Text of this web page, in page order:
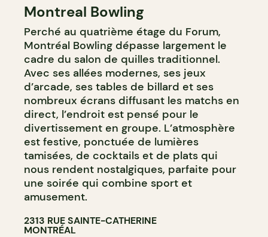
Montreal Bowling
Perché au quatrième étage du Forum,
Montréal Bowling dépasse largement le
cadre du salon de quilles traditionnel.
Avec ses allées modernes, ses jeux
d’arcade, ses tables de billard et ses
nombreux écrans diffusant les matchs en
direct, l’endroit est pensé pour le
divertissement en groupe. L’atmosphère
est festive, ponctuée de lumières
tamisées, de cocktails et de plats qui
nous rendent nostalgiques, parfaite pour
une soirée qui combine sport et
amusement.
2313 RUE SAINTE-CATHERINE
MONTRÉAL